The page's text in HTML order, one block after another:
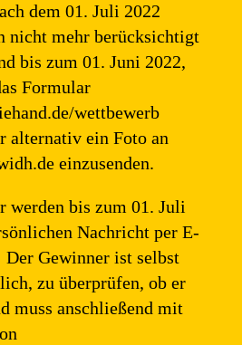
dem 01. Juli 2022
nicht mehr berücksichtigt
bis zum 01. Juni 2022,
Formular
wettbewerb
alternativ ein Foto an
einzusenden.
werden bis zum 01. Juli
Nachricht per E-
Gewinner ist selbst
zu überprüfen, ob er
muss anschließend mit